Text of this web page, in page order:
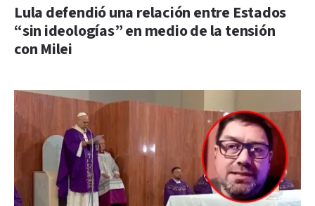
Lula defendió una relación entre Estados
“sin ideologías” en medio de la tensión
con Milei